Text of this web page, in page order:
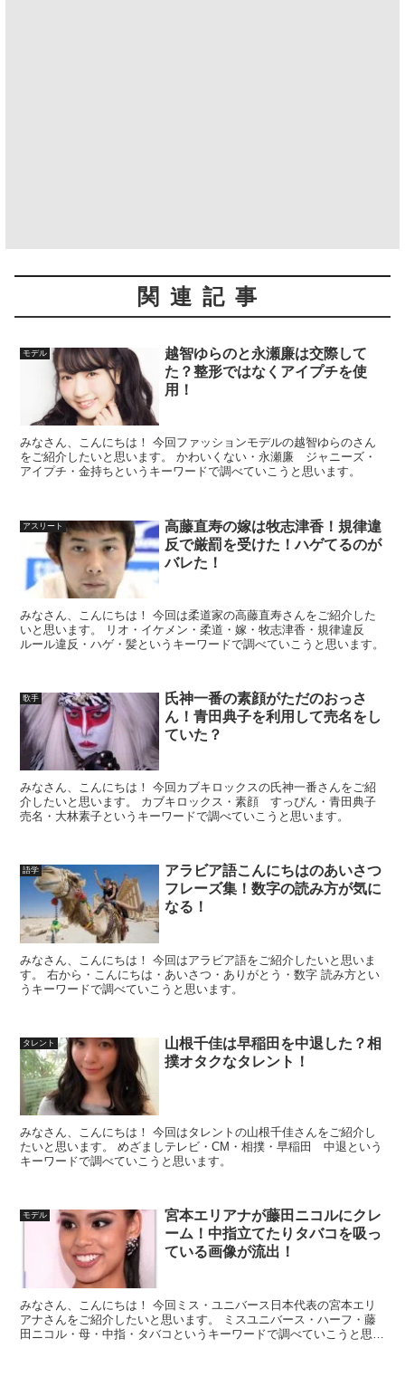
関連記事
モデル
越智ゆらのと永瀬廉は交際して
た？整形ではなくアイプチを使
用！
みなさん、こんにちは！ 今回ファッションモデルの越智ゆらのさん
をご紹介したいと思います。 かわいくない・永瀬廉 ジャニーズ・
アイプチ・金持ちというキーワードで調べていこうと思います。
アスリート
高藤直寿の嫁は牧志津香！規律違
反で厳罰を受けた！ハゲてるのが
バレた！
みなさん、こんにちは！ 今回は柔道家の高藤直寿さんをご紹介した
いと思います。 リオ・イケメン・柔道・嫁・牧志津香・規律違反
ルール違反・ハゲ・髪というキーワードで調べていこうと思います。
歌手
氏神一番の素顔がただのおっさ
ん！青田典子を利用して売名をし
ていた？
みなさん、こんにちは！ 今回カブキロックスの氏神一番さんをご紹
介したいと思います。 カブキロックス・素顔 すっぴん・青田典子
売名・大林素子というキーワードで調べていこうと思います。
語学
アラビア語こんにちはのあいさつ
フレーズ集！数字の読み方が気に
なる！
みなさん、こんにちは！ 今回はアラビア語をご紹介したいと思いま
す。 右から・こんにちは・あいさつ・ありがとう・数字 読み方とい
うキーワードで調べていこうと思います。
タレント
山根千佳は早稲田を中退した？相
撲オタクなタレント！
みなさん、こんにちは！ 今回はタレントの山根千佳さんをご紹介し
たいと思います。 めざましテレビ・CM・相撲・早稲田 中退という
キーワードで調べていこうと思います。
モデル
宮本エリアナが藤田ニコルにクレ
ーム！中指立てたりタバコを吸っ
ている画像が流出！
みなさん、こんにちは！ 今回ミス・ユニバース日本代表の宮本エリ
アナさんをご紹介したいと思います。 ミスユニバース・ハーフ・藤
田ニコル・母・中指・タバコというキーワードで調べていこうと思い